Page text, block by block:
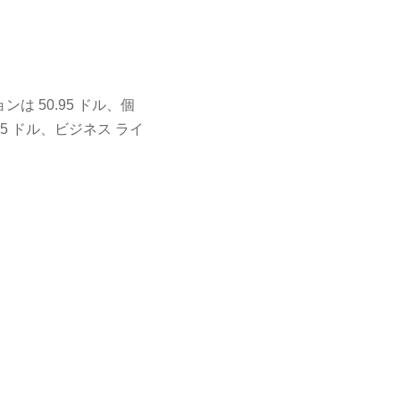
は 50.95 ドル、個
ドル、ビジネス ライ